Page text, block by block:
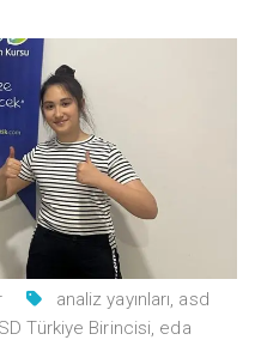
analiz yayınları, asd
Türkiye Birincisi, eda